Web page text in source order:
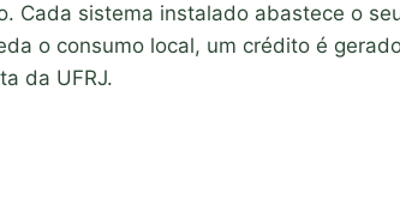
Cada sistema instalado abastece o
o consumo local, um crédito é
da UFRJ.